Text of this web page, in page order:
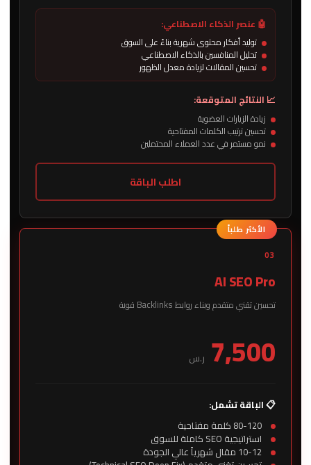
🤖 عنصر الذكاء الاصطناعي:
توليد أفكار محتوى شهرية بناءً على السوق
تحليل المنافسين بالذكاء الاصطناعي
تحسين المقالات لزيادة معدل الظهور
📈 النتائج المتوقعة:
زيادة الزيارات العضوية
تحسين ترتيب الكلمات المفتاحية
نمو مستمر في عدد العملاء المحتملين
اطلب الباقة
الأكثر طلباً
03
AI SEO Pro
تحسين تقني متقدم وبناء روابط Backlinks قوية
7,500 ر.س
📋 الباقة تشمل:
80-120 كلمة مفتاحية
استراتيجية SEO كاملة للسوق
10-12 مقال شهرياً عالي الجودة